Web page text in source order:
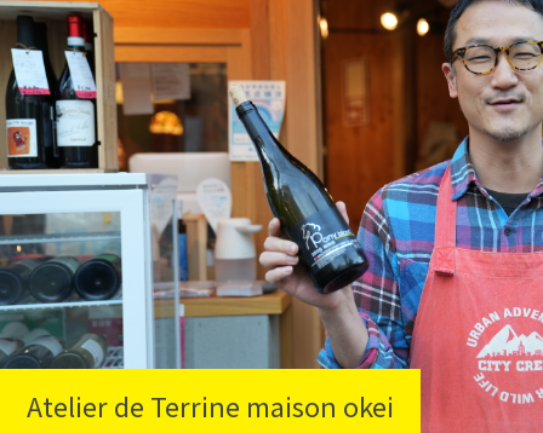
Atelier de Terrine maison okei